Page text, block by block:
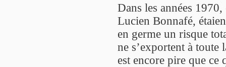
Dans les années
Lucien Bonnafé,
en germe un risque
ne s’exportent à
est encore pire que ce